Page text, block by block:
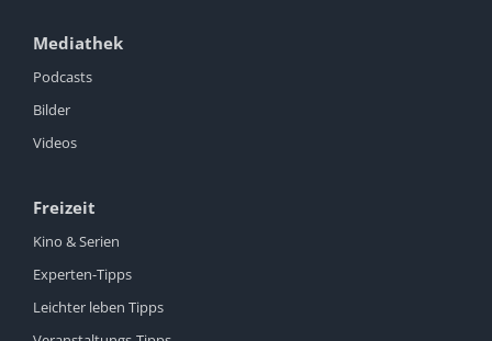
Mediathek
Podcasts
Bilder
Videos
Freizeit
Kino & Serien
Experten-Tipps
Leichter leben Tipps